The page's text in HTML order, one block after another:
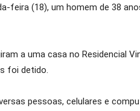
feira (18), um homem de 38
a uma casa no Residencial
foi detido.
pessoas, celulares e